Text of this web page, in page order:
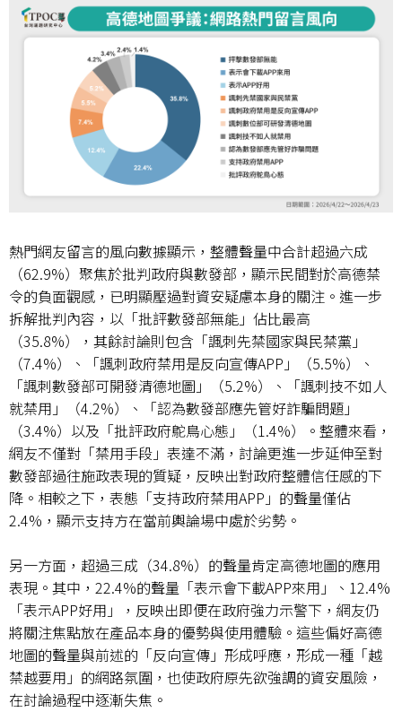
熱門網友留言的風向數據顯示，整體聲量中合計超過六成
（62.9%）聚焦於批判政府與數發部，顯示民間對於高德禁
令的負面觀感，已明顯壓過對資安疑慮本身的關注。進一步
拆解批判內容，以「批評數發部無能」佔比最高
（35.8%），其餘討論則包含「諷刺先禁國家與民禁黨」
（7.4%）、「諷刺政府禁用是反向宣傳APP 」（5.5%）、
「諷刺數發部可開發清德地圖」（5.2%）、「諷刺技不如人
就禁用」（4.2%）、「認為數發部應先管好詐騙問題」
（3.4%）以及「批評政府鴕鳥心態」（1.4%）。整體來看，
網友不僅對「禁用手段」表達不滿，討論更進一步延伸至對
數發部過往施政表現的質疑，反映出對政府整體信任感的下
降。相較之下，表態「支持政府禁用APP 」的聲量僅佔
2.4% ，顯示支持方在當前輿論場中處於劣勢。
另一方面，超過三成（34.8%）的聲量肯定高德地圖的應用
表現。其中， 22.4%的聲量「表示會下載APP來用」、 12.4%
「表示APP好用」，反映出即便在政府強力示警下，網友仍
將關注焦點放在產品本身的優勢與使用體驗。這些偏好高德
地圖的聲量與前述的「反向宣傳」形成呼應，形成一種「越
禁越要用」的網路氛圍，也使政府原先欲強調的資安風險，
在討論過程中逐漸失焦。